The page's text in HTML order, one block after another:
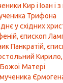
Кир і Іоан
Трифона
у східних
єпископ
Панкратій,
Божої Матері
Єрмогена,